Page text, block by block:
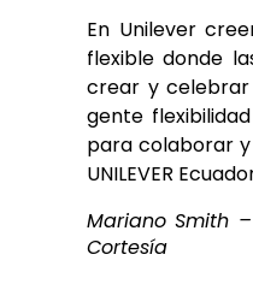
En Unilever
flexible donde
crear y celebrar
gente
para colaborar y
UNILEVER
Mariano Smith –
Cortesía